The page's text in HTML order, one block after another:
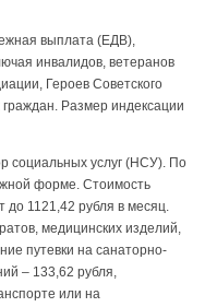
выплата (ЕДВ),
инвалидов, ветеранов
Героев Советского
Размер индексации
социальных услуг (НСУ). По
форме. Стоимость
до 1121,42 рубля в месяц.
медицинских изделий,
путевки на санаторно-
– 133,62 рубля,
или на